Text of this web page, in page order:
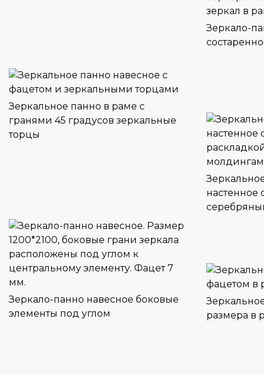
Зеркало-
Зеркальное панно в раме с
гранями 45 градусов зеркальные
торцы
настенное
Зеркало-панно навесное боковые
элементы под углом
размера в